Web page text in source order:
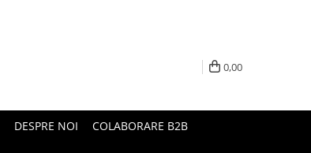
0,00
DESPRE NOI COLABORARE B2B